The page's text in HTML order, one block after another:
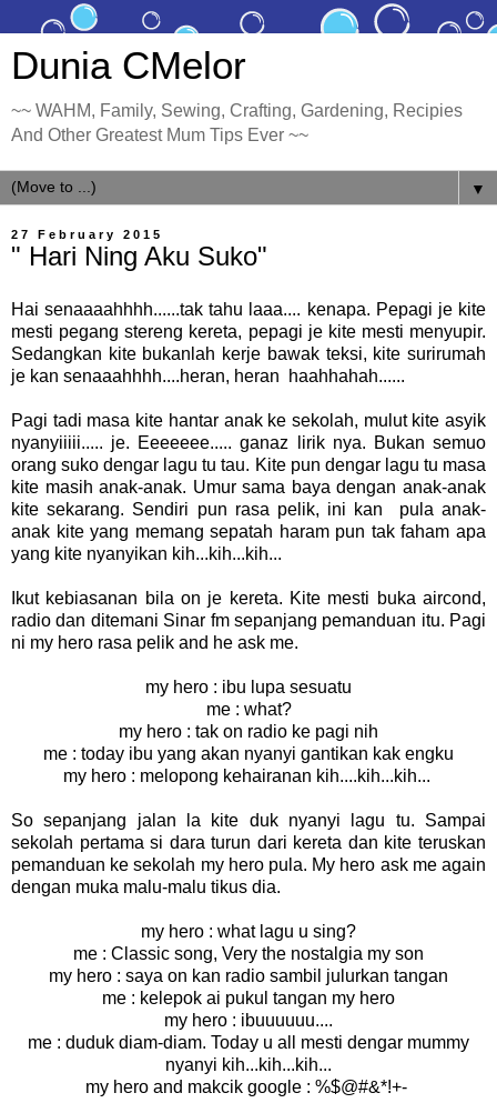
Dunia CMelor
~~ WAHM, Family, Sewing, Crafting, Gardening, Recipies
And Other Greatest Mum Tips Ever ~~
▼
27 February 2015
" Hari Ning Aku Suko"
Hai senaaaahhhh......tak tahu laaa.... kenapa. Pepagi je kite
mesti pegang stereng kereta, pepagi je kite mesti menyupir.
Sedangkan kite bukanlah kerje bawak teksi, kite surirumah
je kan senaaahhhh....heran, heran haahhahah......
Pagi tadi masa kite hantar anak ke sekolah, mulut kite asyik
nyanyiiiii..... je. Eeeeeee..... ganaz lirik nya. Bukan semuo
orang suko dengar lagu tu tau. Kite pun dengar lagu tu masa
kite masih anak-anak. Umur sama baya dengan anak-anak
kite sekarang. Sendiri pun rasa pelik, ini kan pula anak-
anak kite yang memang sepatah haram pun tak faham apa
yang kite nyanyikan kih...kih...kih...
Ikut kebiasanan bila on je kereta. Kite mesti buka aircond,
radio dan ditemani Sinar fm sepanjang pemanduan itu. Pagi
ni my hero rasa pelik and he ask me.
my hero : ibu lupa sesuatu
me : what?
my hero : tak on radio ke pagi nih
me : today ibu yang akan nyanyi gantikan kak engku
my hero : melopong kehairanan kih....kih...kih...
So sepanjang jalan la kite duk nyanyi lagu tu. Sampai
sekolah pertama si dara turun dari kereta dan kite teruskan
pemanduan ke sekolah my hero pula. My hero ask me again
dengan muka malu-malu tikus dia.
my hero : what lagu u sing?
me : Classic song, Very the nostalgia my son
my hero : saya on kan radio sambil julurkan tangan
me : kelepok ai pukul tangan my hero
my hero : ibuuuuuu....
me : duduk diam-diam. Today u all mesti dengar mummy
nyanyi kih...kih...kih...
my hero and makcik google : %$@#&*!+-